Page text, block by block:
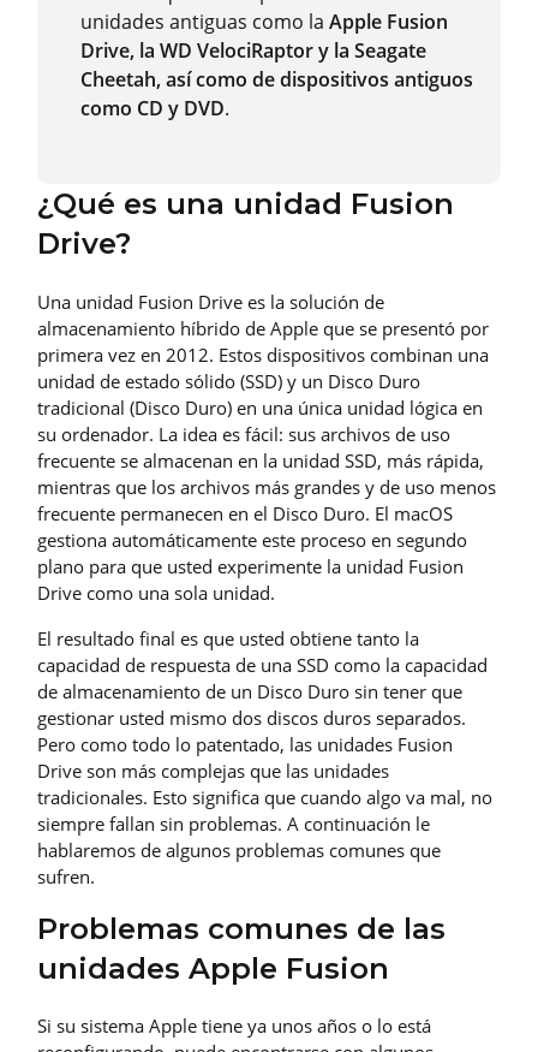
unidades antiguas como la Apple Fusion
Drive, la WD VelociRaptor y la Seagate
Cheetah, así como de dispositivos antiguos
como CD y DVD.
¿Qué es una unidad Fusion
Drive?
Una unidad Fusion Drive es la solución de
almacenamiento híbrido de Apple que se presentó por
primera vez en 2012. Estos dispositivos combinan una
unidad de estado sólido (SSD) y un Disco Duro
tradicional (Disco Duro) en una única unidad lógica en
su ordenador. La idea es fácil: sus archivos de uso
frecuente se almacenan en la unidad SSD, más rápida,
mientras que los archivos más grandes y de uso menos
frecuente permanecen en el Disco Duro. El macOS
gestiona automáticamente este proceso en segundo
plano para que usted experimente la unidad Fusion
Drive como una sola unidad.
El resultado final es que usted obtiene tanto la
capacidad de respuesta de una SSD como la capacidad
de almacenamiento de un Disco Duro sin tener que
gestionar usted mismo dos discos duros separados.
Pero como todo lo patentado, las unidades Fusion
Drive son más complejas que las unidades
tradicionales. Esto significa que cuando algo va mal, no
siempre fallan sin problemas. A continuación le
hablaremos de algunos problemas comunes que
sufren.
Problemas comunes de las
unidades Apple Fusion
Si su sistema Apple tiene ya unos años o lo está